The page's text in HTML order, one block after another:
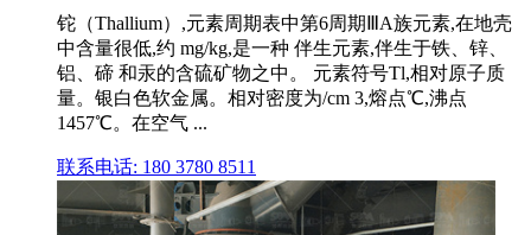
铊（Thallium）,元素周期表中第6周期ⅢA族元素,在地壳
中含量很低,约 mg/kg,是一种 伴生元素,伴生于铁、锌、
铝、碲 和汞的含硫矿物之中。 元素符号Tl,相对原子质
量。银白色软金属。相对密度为/cm 3,熔点℃,沸点
1457℃。在空气 ...
联系电话: 180 3780 8511